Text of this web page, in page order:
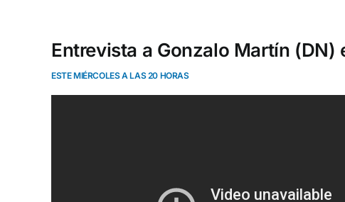
Entrevista a Gonzalo Martín (DN)
ESTE MIÉRCOLES A LAS 20 HORAS